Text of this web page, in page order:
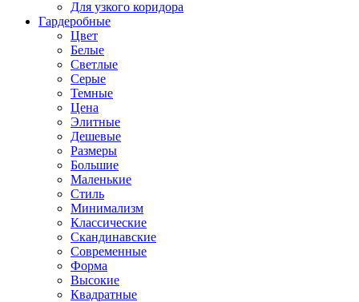
Для узкого коридора
Гардеробные
Цвет
Белые
Светлые
Серые
Темные
Цена
Элитные
Дешевые
Размеры
Большие
Маленькие
Стиль
Минимализм
Классические
Скандинавские
Современные
Форма
Высокие
Квадратные